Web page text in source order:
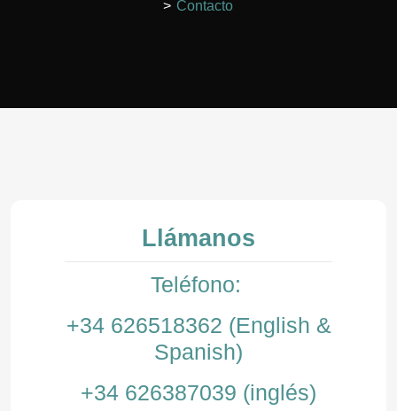
> Contacto
Llámanos
Teléfono:
+34 626518362 (English &
Spanish)
+34 626387039 (inglés)